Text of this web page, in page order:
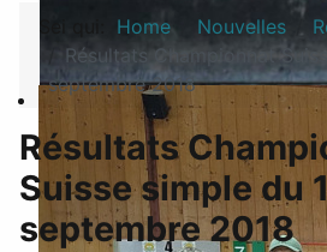
Home Nouvelles
Résultats Championnat
septembre 2018
Résultats
Suisse simple du
septembre 2018